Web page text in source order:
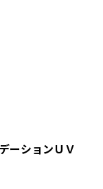
ーションＵＶ